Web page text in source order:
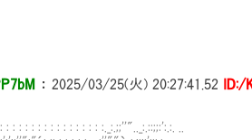
： 2025/03/25(火) 20:27:41.52 ID:/
: : : : : : : : : : : : : : : : : :._:.;;''".._:.::;;:':.:. ..